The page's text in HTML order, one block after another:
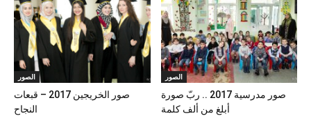
الصور
صور الخريجين 2017 – قبعات
النجاح
الصور
صور مدرسية 2017 .. ربّ صورة
أبلغ من ألف كلمة